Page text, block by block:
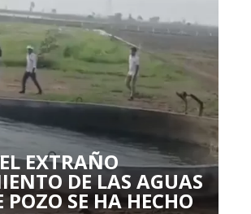
EXTRAÑO
DE LAS AGUAS
POZO SE HA HECHO